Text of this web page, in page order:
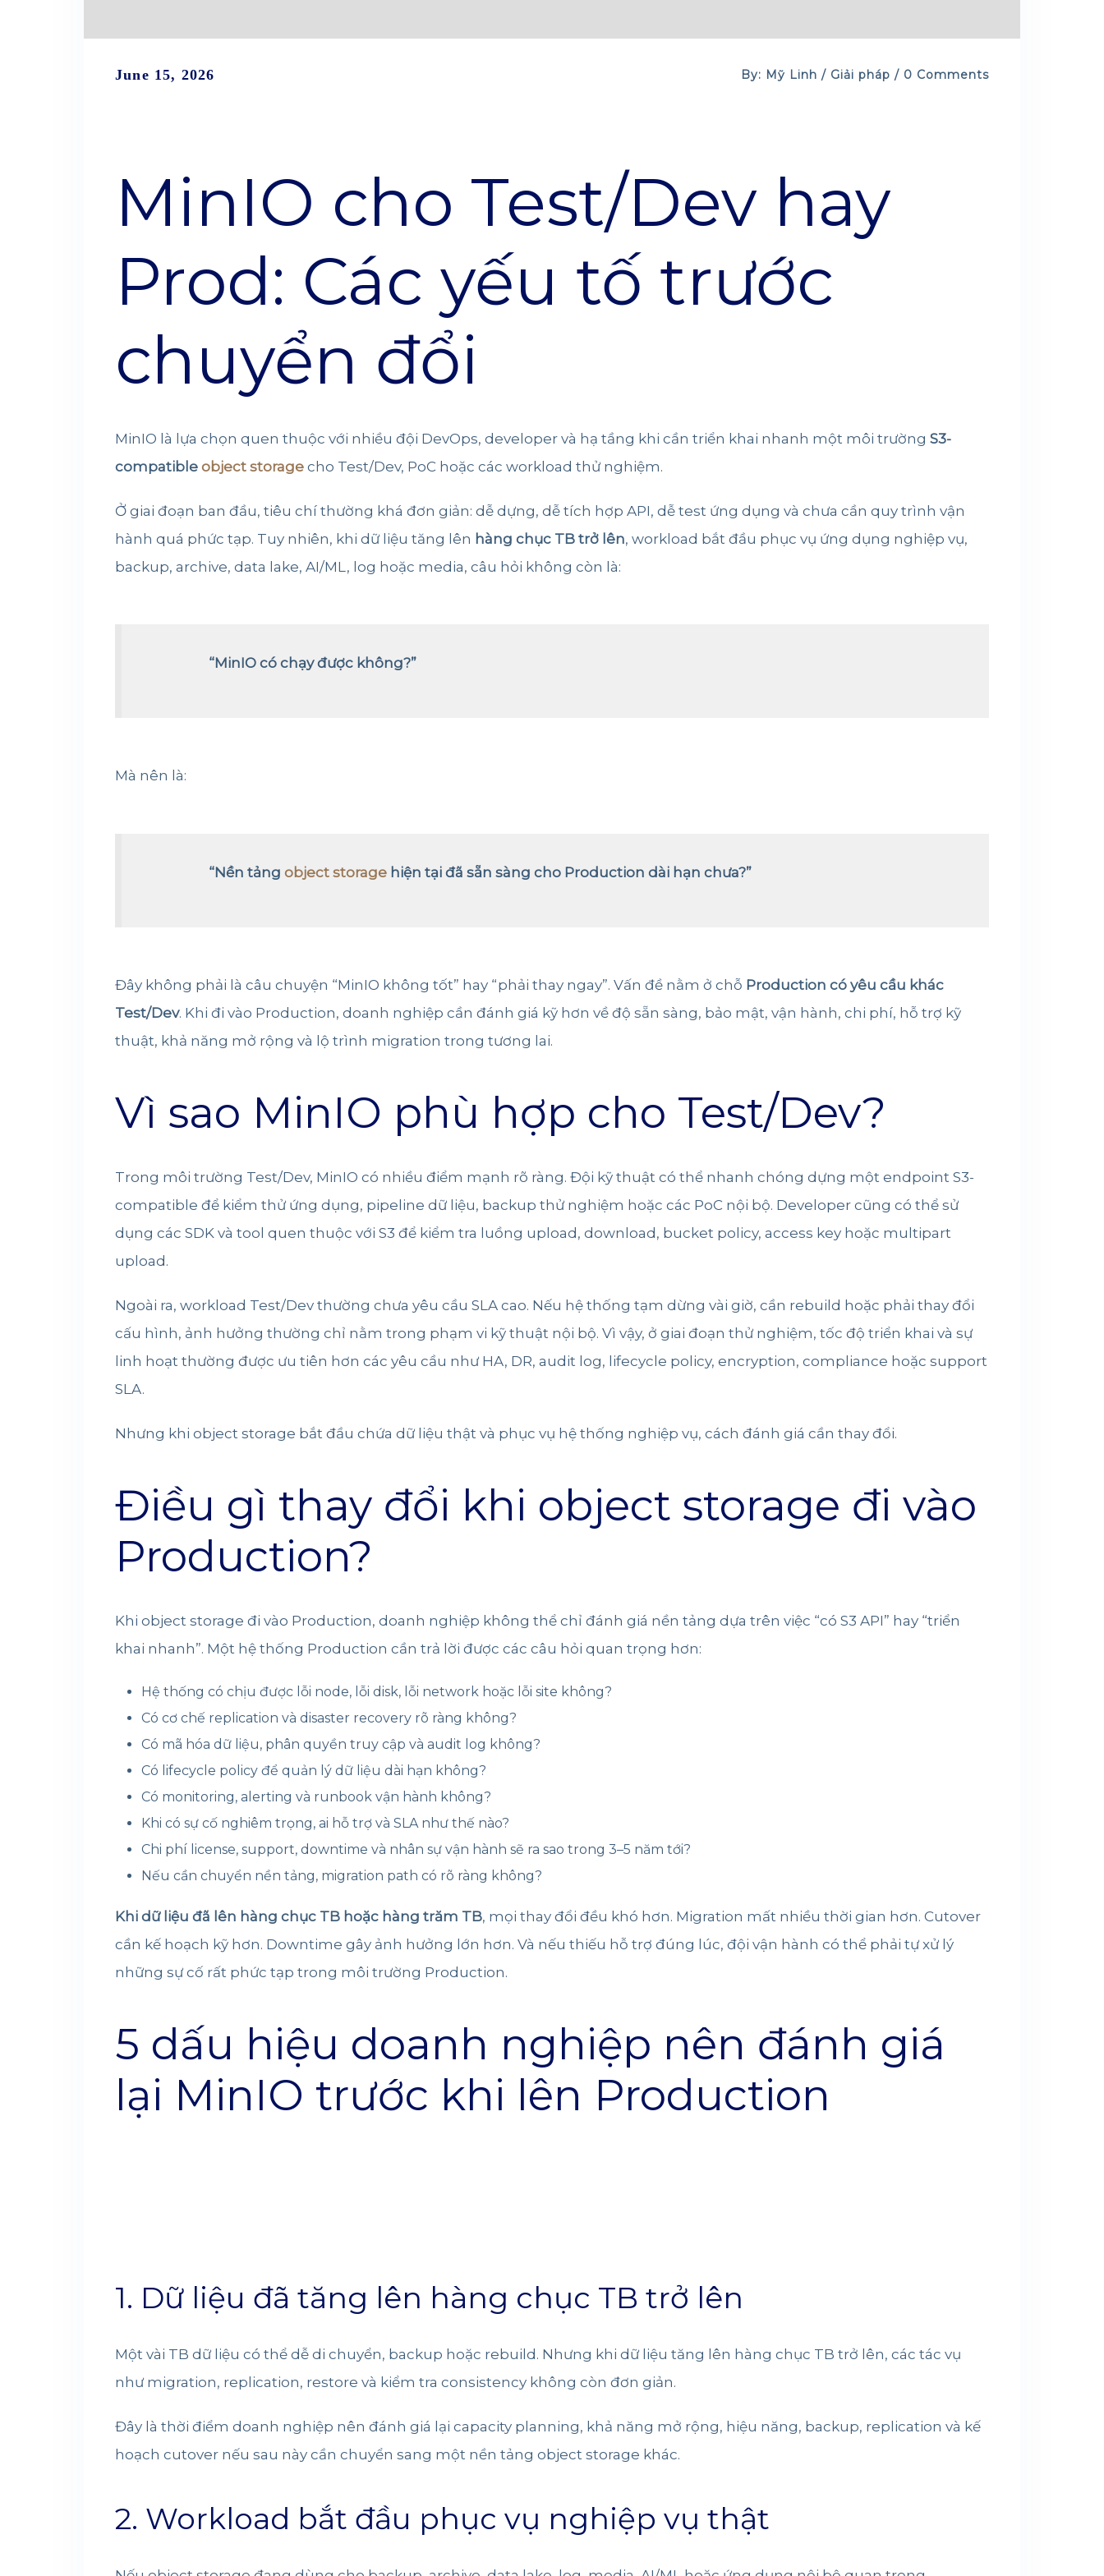
June 15, 2026 By: Mỹ Linh / Giải pháp / 0 Comments
MinIO cho Test/Dev hay
Prod: Các yếu tố trước
chuyển đổi
MinIO là lựa chọn quen thuộc với nhiều đội DevOps, developer và hạ tầng khi cần triển khai nhanh một môi trường S3-
compatible object storage cho Test/Dev, PoC hoặc các workload thử nghiệm.
Ở giai đoạn ban đầu, tiêu chí thường khá đơn giản: dễ dựng, dễ tích hợp API, dễ test ứng dụng và chưa cần quy trình vận
hành quá phức tạp. Tuy nhiên, khi dữ liệu tăng lên hàng chục TB trở lên, workload bắt đầu phục vụ ứng dụng nghiệp vụ,
backup, archive, data lake, AI/ML, log hoặc media, câu hỏi không còn là:
“MinIO có chạy được không?”
Mà nên là:
“Nền tảngobject storage hiện tại đã sẵn sàng cho Production dài hạn chưa?”
Đây không phải là câu chuyện “MinIO không tốt” hay “phải thay ngay”. Vấn đề nằm ở chỗ Production có yêu cầu khác
Test/Dev. Khi đi vào Production, doanh nghiệp cần đánh giá kỹ hơn về độ sẵn sàng, bảo mật, vận hành, chi phí, hỗ trợ kỹ
thuật, khả năng mở rộng và lộ trình migration trong tương lai.
Vì sao MinIO phù hợp cho Test/Dev?
Trong môi trường Test/Dev, MinIO có nhiều điểm mạnh rõ ràng. Đội kỹ thuật có thể nhanh chóng dựng một endpoint S3-
compatible để kiểm thử ứng dụng, pipeline dữ liệu, backup thử nghiệm hoặc các PoC nội bộ. Developer cũng có thể sử
dụng các SDK và tool quen thuộc với S3 để kiểm tra luồng upload, download, bucket policy, access key hoặc multipart
upload.
Ngoài ra, workload Test/Dev thường chưa yêu cầu SLA cao. Nếu hệ thống tạm dừng vài giờ, cần rebuild hoặc phải thay đổi
cấu hình, ảnh hưởng thường chỉ nằm trong phạm vi kỹ thuật nội bộ. Vì vậy, ở giai đoạn thử nghiệm, tốc độ triển khai và sự
linh hoạt thường được ưu tiên hơn các yêu cầu như HA, DR, audit log, lifecycle policy, encryption, compliance hoặc support
SLA.
Nhưng khi object storage bắt đầu chứa dữ liệu thật và phục vụ hệ thống nghiệp vụ, cách đánh giá cần thay đổi.
Điều gì thay đổi khi object storage đi vào
Production?
Khi object storage đi vào Production, doanh nghiệp không thể chỉ đánh giá nền tảng dựa trên việc “có S3 API” hay “triển
khai nhanh”. Một hệ thống Production cần trả lời được các câu hỏi quan trọng hơn:
Hệ thống có chịu được lỗi node, lỗi disk, lỗi network hoặc lỗi site không?
Có cơ chế replication và disaster recovery rõ ràng không?
Có mã hóa dữ liệu, phân quyền truy cập và audit log không?
Có lifecycle policy để quản lý dữ liệu dài hạn không?
Có monitoring, alerting và runbook vận hành không?
Khi có sự cố nghiêm trọng, ai hỗ trợ và SLA như thế nào?
Chi phí license, support, downtime và nhân sự vận hành sẽ ra sao trong 3–5 năm tới?
Nếu cần chuyển nền tảng, migration path có rõ ràng không?
Khi dữ liệu đã lên hàng chục TB hoặc hàng trăm TB, mọi thay đổi đều khó hơn. Migration mất nhiều thời gian hơn. Cutover
cần kế hoạch kỹ hơn. Downtime gây ảnh hưởng lớn hơn. Và nếu thiếu hỗ trợ đúng lúc, đội vận hành có thể phải tự xử lý
những sự cố rất phức tạp trong môi trường Production.
5 dấu hiệu doanh nghiệp nên đánh giá
lại MinIO trước khi lên Production
1. Dữ liệu đã tăng lên hàng chục TB trở lên
Một vài TB dữ liệu có thể dễ di chuyển, backup hoặc rebuild. Nhưng khi dữ liệu tăng lên hàng chục TB trở lên, các tác vụ
như migration, replication, restore và kiểm tra consistency không còn đơn giản.
Đây là thời điểm doanh nghiệp nên đánh giá lại capacity planning, khả năng mở rộng, hiệu năng, backup, replication và kế
hoạch cutover nếu sau này cần chuyển sang một nền tảng object storage khác.
2. Workload bắt đầu phục vụ nghiệp vụ thật